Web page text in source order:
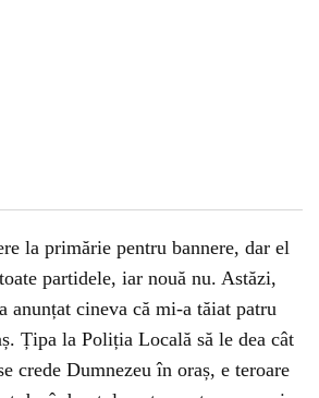
la primărie pentru bannere, dar el
partidele, iar nouă nu. Astăzi,
anunțat cineva că mi-a tăiat patru
Țipa la Poliția Locală să le dea cât
crede Dumnezeu în oraș, e teroare